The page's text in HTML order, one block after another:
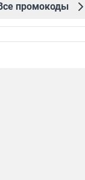
промокоды